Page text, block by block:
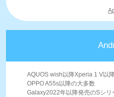
AQUOS wish以降Xperia 1 V以
OPPO A55s以降の大多数
Galaxy2022年以降発売のSシリ